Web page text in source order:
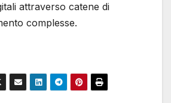
attraverso catene di
complesse.